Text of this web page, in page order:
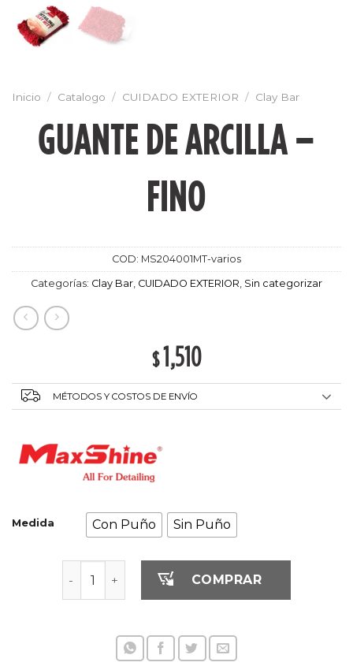
Inicio / Catalogo / CUIDADO EXTERIOR / Clay Bar
GUANTE DE ARCILLA –
FINO
COD: MS204001MT-varios
Categorías: Clay Bar CUIDADO EXTERIOR Sin categorizar
$1,510
MÉTODOS Y COSTOS DE ENVÍO
Medida Con Puño Sin Puño
Guante de Arcilla - fino cantidad
COMPRAR